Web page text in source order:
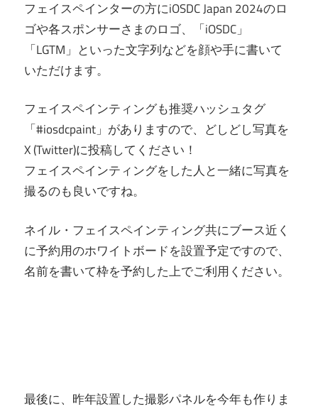
フェイスペインターの方にiOSDC Japan 2024のロ
ゴや各スポンサーさまのロゴ、「iOSDC」
「LGTM」といった文字列などを顔や手に書いて
いただけます。
フェイスペインティングも推奨ハッシュタグ
「#iosdcpaint」がありますので、どしどし写真を
X (Twitter)に投稿してください！
フェイスペインティングをした人と一緒に写真を
撮るのも良いですね。
ネイル・フェイスペインティング共にブース近く
に予約用のホワイトボードを設置予定ですので、
名前を書いて枠を予約した上でご利用ください。
最後に、昨年設置した撮影パネルを今年も作りま